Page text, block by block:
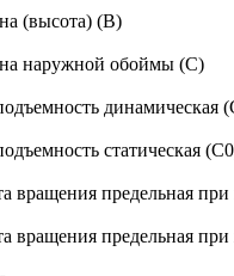
(высота) (B)
наружной обоймы (C)
динамическая
статическая
вращения предельная
вращения предельная